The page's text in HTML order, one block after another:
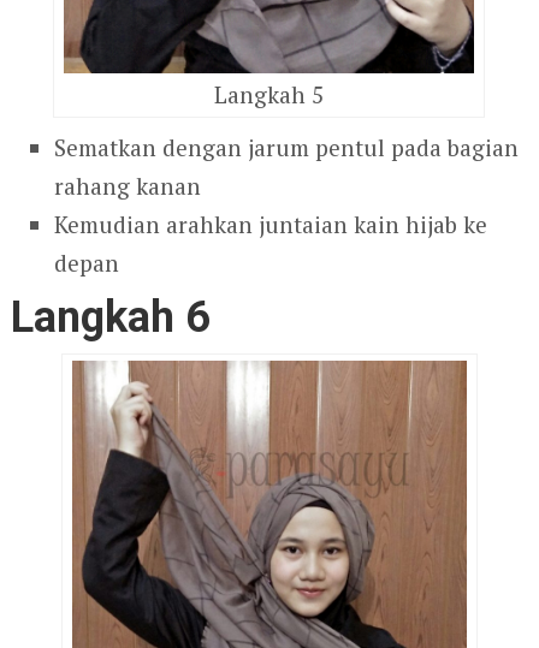
Langkah 5
Sematkan dengan jarum pentul pada bagian
rahang kanan
Kemudian arahkan juntaian kain hijab ke
depan
Langkah 6